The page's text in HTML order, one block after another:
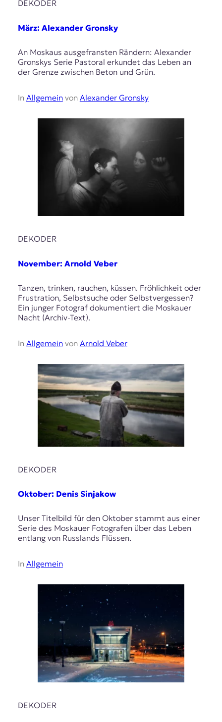
DEKODER
März: Alexander Gronsky
An Moskaus ausgefransten Rändern: Alexander
Gronskys Serie Pastoral erkundet das Leben an
der Grenze zwischen Beton und Grün.
In Allgemeinvon Alexander Gronsky
DEKODER
November: Arnold Veber
Tanzen, trinken, rauchen, küssen. Fröhlichkeit oder
Frustration, Selbstsuche oder Selbstvergessen?
Ein junger Fotograf dokumentiert die Moskauer
Nacht (Archiv-Text).
In Allgemeinvon Arnold Veber
DEKODER
Oktober: Denis Sinjakow
Unser Titelbild für den Oktober stammt aus einer
Serie des Moskauer Fotografen über das Leben
entlang von Russlands Flüssen.
In Allgemein
DEKODER